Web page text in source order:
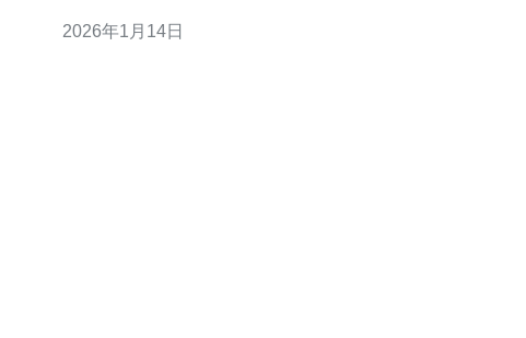
由，并给出实现这些理由的实际步骤。 1. 地理位置优越 新
2026年1月14日